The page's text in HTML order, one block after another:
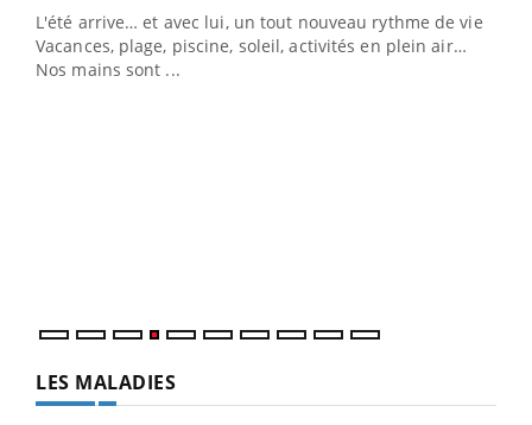
L'été arrive… et avec lui, un tout nouveau rythme de vie !
Vacances, plage, piscine, soleil, activités en plein air…
Nos mains sont ...
LES MALADIES